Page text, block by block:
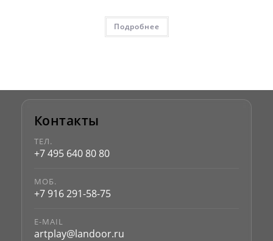
Подробнее
Контакты
ТЕЛ.
+7 495 640 80 80
МОБ.
+7 916 291-58-75
E-MAIL
artplay@landoor.ru